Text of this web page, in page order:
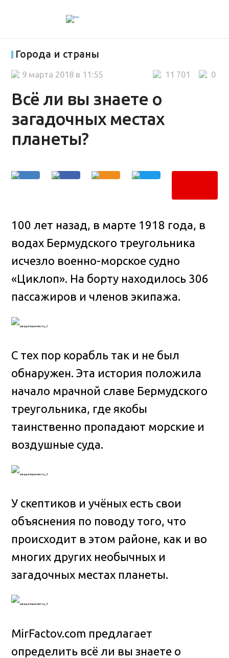
Города и страны
Всё ли вы знаете о
загадочных местах
планеты?
0
11 701
9 марта 2018 в 11:55
100 лет назад, в марте 1918 года, в
водах Бермудского треугольника
исчезло военно-морское судно
«Циклоп». На борту находилось 306
пассажиров и членов экипажа.
С тех пор корабль так и не был
обнаружен. Эта история положила
начало мрачной славе Бермудского
треугольника, где якобы
таинственно пропадают морские и
воздушные суда.
У скептиков и учёных есть свои
объяснения по поводу того, что
происходит в этом районе, как и во
многих других необычных и
загадочных местах планеты.
MirFactov.com предлагает
определить всё ли вы знаете о